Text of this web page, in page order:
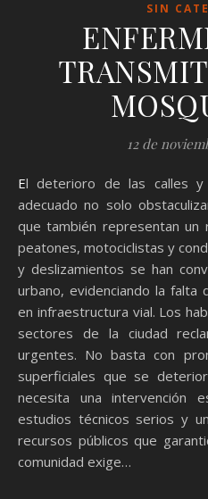
SIN
12 de
El deterioro de las calles y la falta de mantenimiento
adecuado no solo
que también representan un
peatones, motociclistas y
y deslizamientos se han
urbano, evidenciando la falta
en infraestructura vial. Los
sectores de la ciudad
urgentes. No basta con
superficiales que se
necesita una intervención
estudios técnicos serios y
recursos públicos que
comunidad exige…